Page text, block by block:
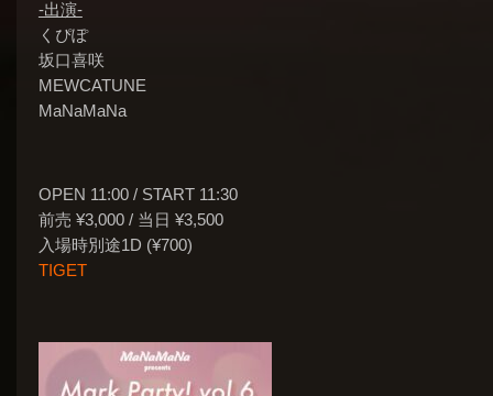
-出演-
くぴぽ
坂口喜咲
MEWCATUNE
MaNaMaNa
OPEN 11:00 / START 11:30
前売 ¥3,000 / 当日 ¥3,500
入場時別途1D (¥700)
TIGET